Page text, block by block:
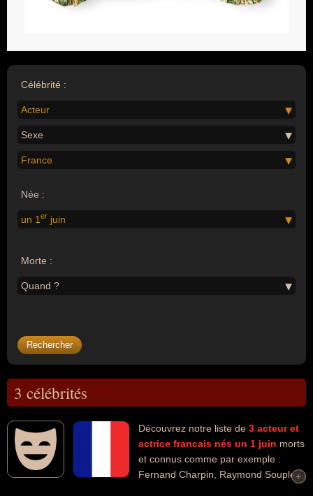
Célébrité :
Acteur
Sexe
France
Née :
un 1 er juin
Morte :
Quand ?
3 célébrités
Découvrez notre liste de 3 acteur et
actrice francais nés un 1 juin morts
et connus comme par exemple :
Fernand Charpin, Raymond Souplex,
+
+